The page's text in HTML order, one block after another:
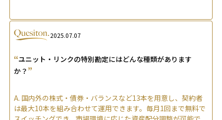
2025.07.07
“ユニット・リンクの特別勘定にはどんな種類があります
か？ ”
A. 国内外の株式・債券・バランスなど13本を用意し、契約者
は最大10本を組み合わせて運用できます。毎月1回まで無料で